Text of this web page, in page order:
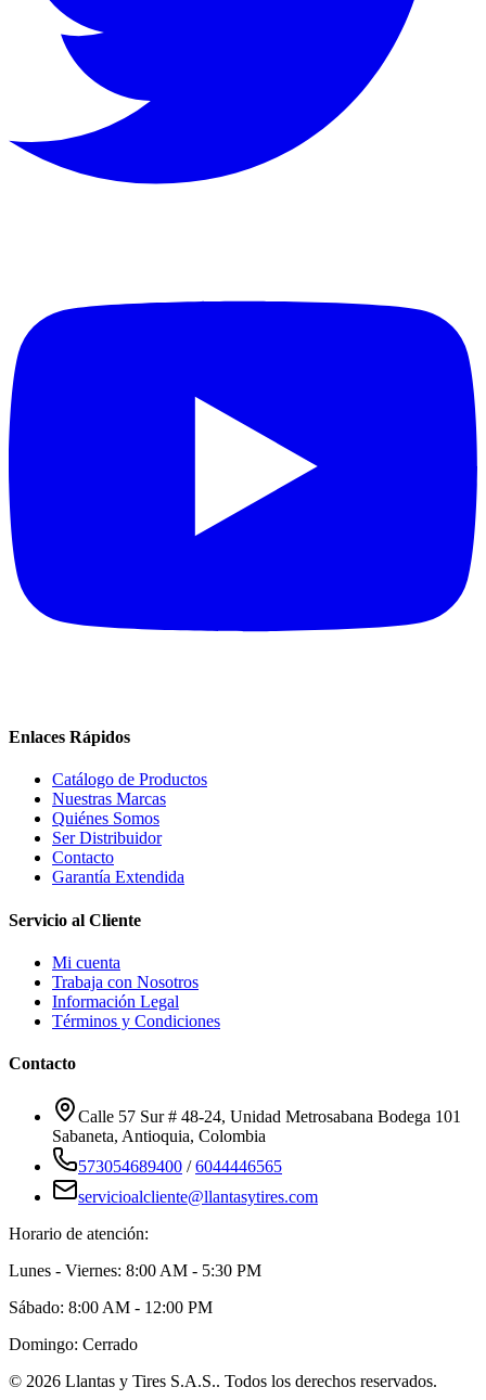
Enlaces Rápidos
Catálogo de Productos
Nuestras Marcas
Quiénes Somos
Ser Distribuidor
Contacto
Garantía Extendida
Servicio al Cliente
Mi cuenta
Trabaja con Nosotros
Información Legal
Términos y Condiciones
Contacto
Calle 57 Sur # 48-24, Unidad Metrosabana Bodega 101
Sabaneta, Antioquia, Colombia
573054689400 /6044446565
servicioalcliente@llantasytires.com
Horario de atención:
Lunes - Viernes: 8:00 AM - 5:30 PM
Sábado: 8:00 AM - 12:00 PM
Domingo: Cerrado
© 2026 Llantas y Tires S.A.S.. Todos los derechos reservados.